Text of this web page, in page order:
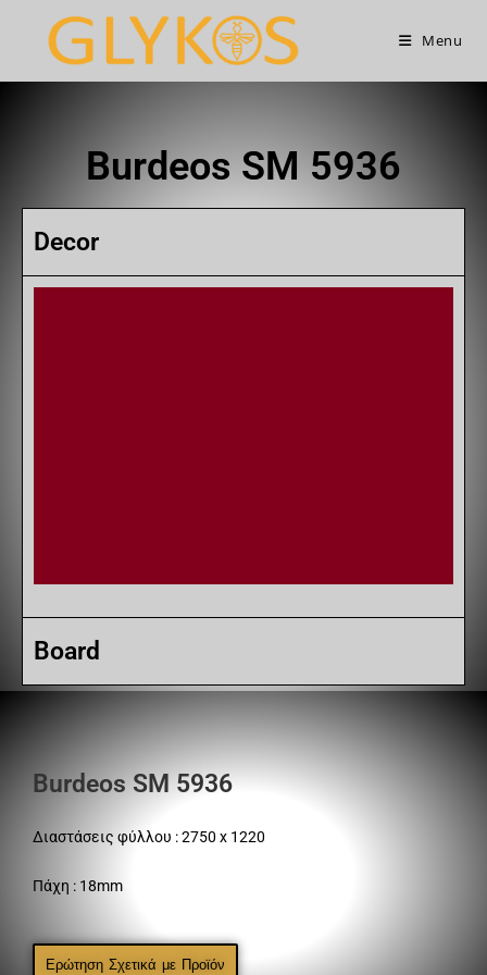
Menu
Burdeos SM 5936
Decor
Board
Burdeos SM 5936
Διαστάσεις φύλλου : 2750 x 1220
Πάχη : 18mm
Ερώτηση Σχετικά με Προϊόν